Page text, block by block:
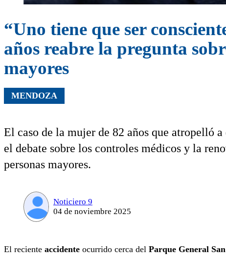
“Uno tiene que ser
años reabre la pregunta
mayores
MENDOZA
El caso de la mujer de 82 años que atropelló
el debate sobre los controles médicos y la
personas mayores.
Noticiero 9
04 de noviembre 2025
El reciente accidente ocurrido cerca del Parque General